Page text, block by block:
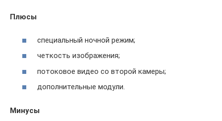
Плюсы
специальный ночной режим;
четкость изображения;
потоковое видео со второй камеры;
дополнительные модули.
Минусы